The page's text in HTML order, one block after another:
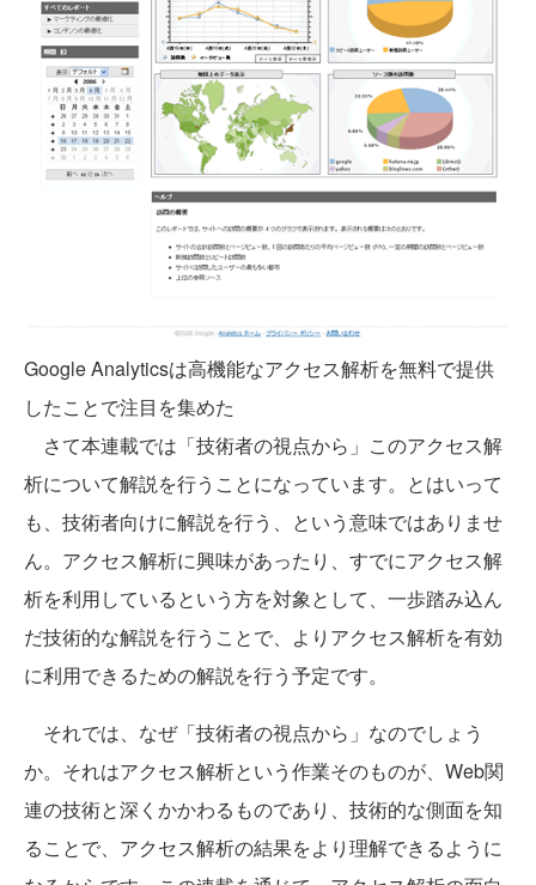
Google Analyticsは高機能なアクセス解析を無料で提供
したことで注目を集めた
さて本連載では「技術者の視点から」このアクセス解
析について解説を行うことになっています。とはいって
も、技術者向けに解説を行う、という意味ではありませ
ん。アクセス解析に興味があったり、すでにアクセス解
析を利用しているという方を対象として、一歩踏み込ん
だ技術的な解説を行うことで、よりアクセス解析を有効
に利用できるための解説を行う予定です。
それでは、なぜ「技術者の視点から」なのでしょう
か。それはアクセス解析という作業そのものが、Web関
連の技術と深くかかわるものであり、技術的な側面を知
ることで、アクセス解析の結果をより理解できるように